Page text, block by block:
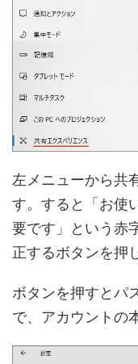
左メニューから共
す。すると「お使
要です」という赤
正するボタンを押
ボタンを押すとパ
で、アカウントの